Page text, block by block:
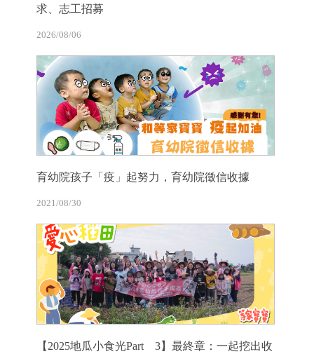
求、志工招募
2026/08/06
育幼院孩子「疫」起努力，育幼院徵信收據
2021/08/30
【2025地瓜小食光Part 3】最終章：一起挖出收